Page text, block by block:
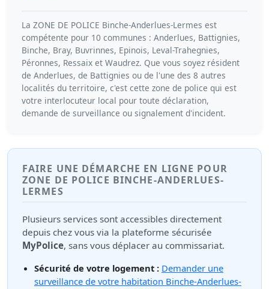
La ZONE DE POLICE Binche-Anderlues-Lermes est
compétente pour 10 communes : Anderlues, Battignies,
Binche, Bray, Buvrinnes, Epinois, Leval-Trahegnies,
Péronnes, Ressaix et Waudrez. Que vous soyez résident
de Anderlues, de Battignies ou de l'une des 8 autres
localités du territoire, c'est cette zone de police qui est
votre interlocuteur local pour toute déclaration,
demande de surveillance ou signalement d'incident.
FAIRE UNE DÉMARCHE EN LIGNE POUR
ZONE DE POLICE BINCHE-ANDERLUES-
LERMES
Plusieurs services sont accessibles directement
depuis chez vous via la plateforme sécurisée
MyPolice, sans vous déplacer au commissariat.
Sécurité de votre logement : Demander une
surveillance de votre habitation Binche-Anderlues-